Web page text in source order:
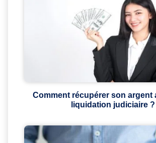
Comment récupérer son argent
liquidation judiciaire ?